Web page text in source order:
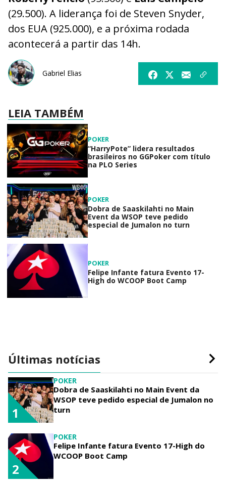
(29.500). A liderança foi de Steven Snyder,
dos EUA (925.000), e a próxima rodada
acontecerá a partir das 14h.
Gabriel Elias
LEIA TAMBÉM
POKER
“HarryPote” lidera resultados
brasileiros no GGPoker com título
na PLO Series
POKER
Dobra de Saaskilahti no Main
Event da WSOP teve pedido
especial de Jumalon no turn
POKER
Felipe Infante fatura Evento 17-
High do WCOOP Boot Camp
Últimas notícias
POKER
Dobra de Saaskilahti no Main Event da
WSOP teve pedido especial de Jumalon no
turn
1
POKER
Felipe Infante fatura Evento 17-High do
WCOOP Boot Camp
2